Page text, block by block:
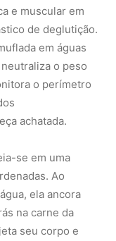
e muscular em
de deglutição.
em águas
o peso
o perímetro
achatada.
se em uma
Ao
ela ancora
na carne da
seu corpo e